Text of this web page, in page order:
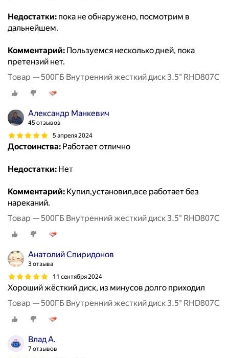
Недостатки: пока не обнаружено, посмотрим в
дальнейшем.
Комментарий: Пользуемся несколько дней, пока
претензий нет.
Товар — 500ГБ Внутренний жесткий диск 3.5" RHD807C
Александр Манкевич
45 отзывов
5 апреля 2024
Достоинства: Работает отлично
Недостатки: Нет
Комментарий: Купил,установил,все работает без
нареканий.
Товар — 500ГБ Внутренний жесткий диск 3.5" RHD807C
Анатолий Спиридонов
3 отзыва
11 сентября 2024
Хороший жёсткий диск, из минусов долго приходил
Товар — 500ГБ Внутренний жесткий диск 3.5" RHD807C
Влад А.
7 отзывов